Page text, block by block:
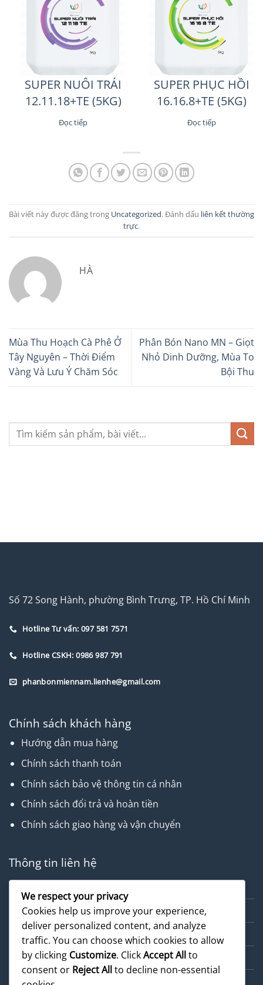
SUPER NUÔI TRÁI
12.11.18+TE (5KG)
Đọc tiếp
SUPER PHỤC HỒI
16.16.8+TE (5KG)
Đọc tiếp
Bài viết này được đăng trong Uncategorized. Đánh dấu liên kết thường
trực.
HÀ
Mùa Thu Hoạch Cà Phê Ở
Tây Nguyên – Thời Điểm
Vàng Và Lưu Ý Chăm Sóc
Phân Bón Nano MN – Giọt
Nhỏ Dinh Dưỡng, Mùa To
Bội Thu
Số 72 Song Hành, phường Bình Trưng, TP. Hồ Chí Minh
Hotline Tư vấn: 097 581 7571
Hotline CSKH: 0986 987 791
phanbonmiennam.lienhe@gmail.com
Chính sách khách hàng
Hướng dẫn mua hàng
Chính sách thanh toán
Chính sách bảo vệ thông tin cá nhân
Chính sách đổi trả và hoàn tiền
Chính sách giao hàng và vận chuyển
Thông tin liên hệ
Dịch vụ
Cẩm nang
Sản phẩm
We respect your privacy
Cookies help us improve your experience,
deliver personalized content, and analyze
traffic. You can choose which cookies to allow
by clicking Customize. ClickAccept Allto
consent or Reject Allto decline non-essential